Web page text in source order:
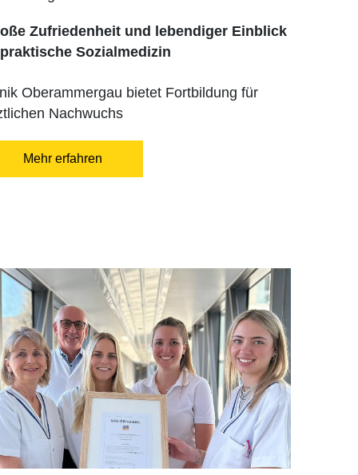
Zufriedenheit und lebendiger Einblick
Sozialmedizin
Oberammergau bietet Fortbildung für
Nachwuchs
Mehr erfahren